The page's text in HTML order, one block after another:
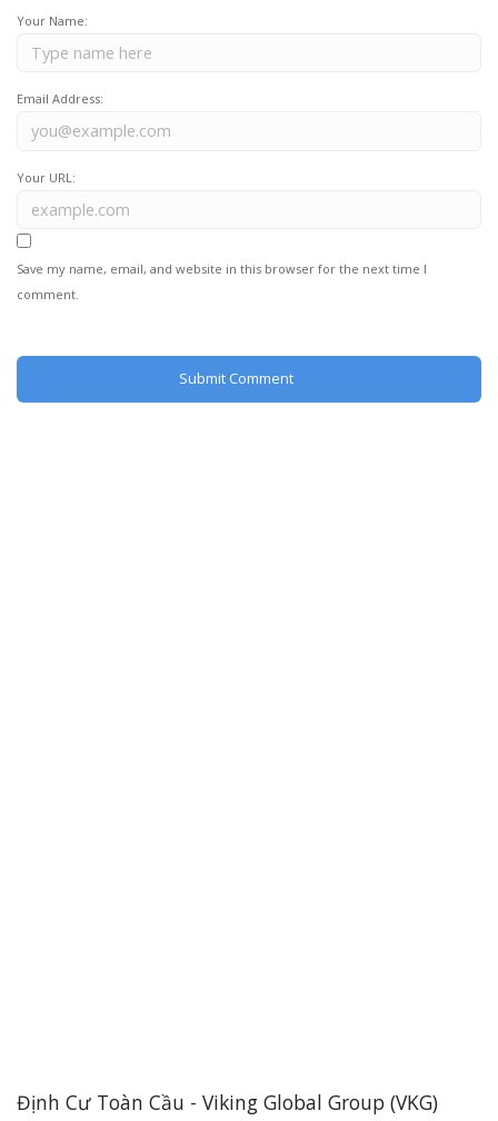
Your Name:
Email Address:
Your URL:
Save my name, email, and website in this browser for the next time I
comment.
Định Cư Toàn Cầu - Viking Global Group (VKG)